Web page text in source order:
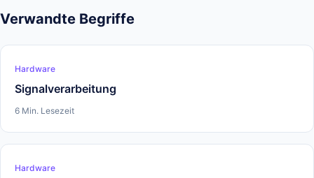
Verwandte Begriffe
Hardware
Signalverarbeitung
6 Min. Lesezeit
Hardware